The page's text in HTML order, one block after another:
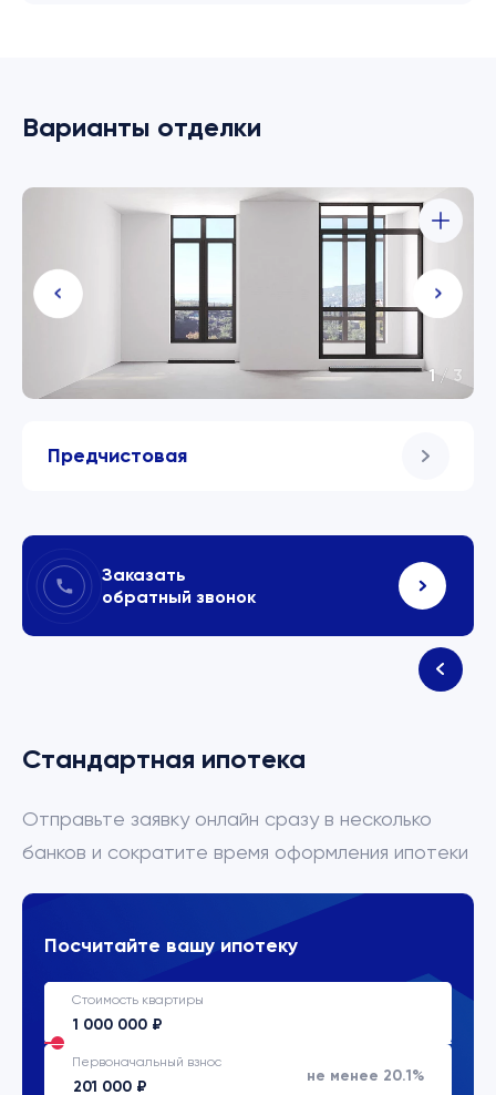
Варианты отделки
Предчистовая
1 /3
Заказать
обратный звонок
Стандартная ипотека
Отправьте заявку онлайн сразу в несколько
банков и сократите время оформления ипотеки
Посчитайте вашу ипотеку
Стоимость квартиры
Первоначальный взнос
не менее 20.1%